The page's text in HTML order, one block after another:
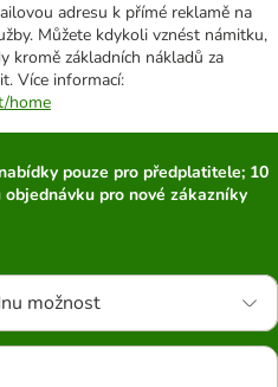
adresu k přímé reklamě na
Můžete kdykoli vznést námitku,
kromě základních nákladů za
Více informací:
home
pouze pro předplatitele; 10
objednávku pro nové zákazníky
možnost